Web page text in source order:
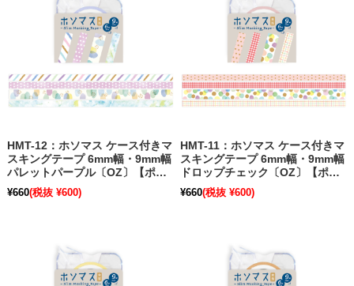
HMT-12：ホソマス ケース付きマ
スキングテープ 6mm幅・9mm幅
パレットパープル〔OZ〕【ポス
ト便不可】【旧パッケージ】
¥660(税抜 ¥600)
HMT-11：ホソマス ケース付きマ
スキングテープ 6mm幅・9mm幅
ドロップチェック〔OZ〕【ポス
ト便不可】【旧パッケージ】
¥660(税抜 ¥600)